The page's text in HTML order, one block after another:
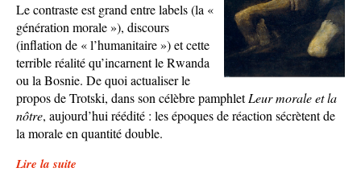
Le contraste est grand entre labels (la «
génération morale »), discours
(inflation de « l’humanitaire ») et cette
terrible réalité qu’incarnent le Rwanda
ou la Bosnie. De quoi actualiser le
propos de Trotski, dans son célèbre pamphletLeur morale et la
nôtre, aujourd’hui réédité : les époques de réaction sécrètent de
la morale en quantité double.
Lire la suite